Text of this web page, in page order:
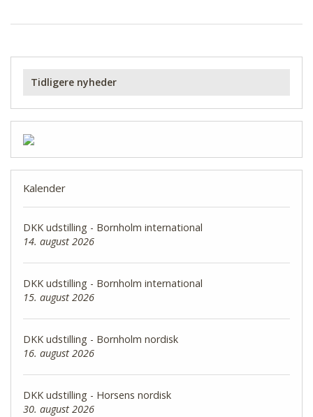
Tidligere nyheder
Kalender
DKK udstilling - Bornholm international
14. august 2026
DKK udstilling - Bornholm international
15. august 2026
DKK udstilling - Bornholm nordisk
16. august 2026
DKK udstilling - Horsens nordisk
30. august 2026